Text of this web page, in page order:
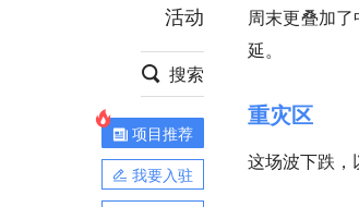
安徽
活动
搜索
项目推荐
我要入驻
周末更叠加
延。
重灾区
这场波下跌，